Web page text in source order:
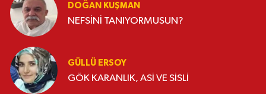
DOĞAN KUŞMAN
NEFSİNİ TANIYORMUSUN?
GÜLLÜ ERSOY
GÖK KARANLIK, ASİ VE SİSLİ